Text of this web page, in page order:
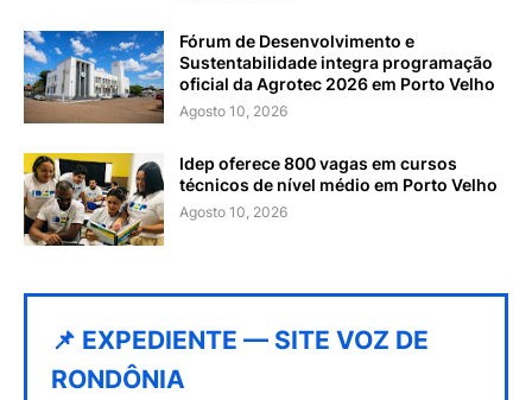
Fórum de Desenvolvimento e
Sustentabilidade integra programação
oficial da Agrotec 2026 em Porto Velho
Agosto 10, 2026
Idep oferece 800 vagas em cursos
técnicos de nível médio em Porto Velho
Agosto 10, 2026
📌 EXPEDIENTE — SITE VOZ DE
RONDÔNIA